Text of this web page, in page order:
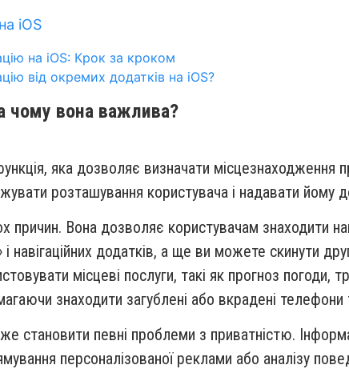
iOS
на iOS: Крок за кроком
від окремих додатків на iOS?
чому вона важлива?
яка дозволяє визначати
розташування користувача і надавати йому
причин. Вона дозволяє користувачам знаходити
навігаційних додатків, а ще ви можете скинути
місцеві послуги, такі як прогноз
знаходити загублені або вкрадені
становити певні проблеми з приватністю.
персоналізованої реклами або аналізу